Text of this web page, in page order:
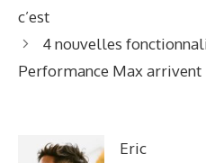
c’est
4 nouvelles
Performance Max
Eric